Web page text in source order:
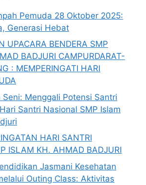
Pemuda 28 Oktober 2025:
Generasi Hebat
UPACARA BENDERA SMP
BADJURI CAMPURDARAT-
: MEMPERINGATI HARI
Menggali Potensi Santri
Santri Nasional SMP Islam
HARI SANTRI
ISLAM KH. AHMAD BADJURI
Jasmani Kesehatan
Outing Class: Aktivitas